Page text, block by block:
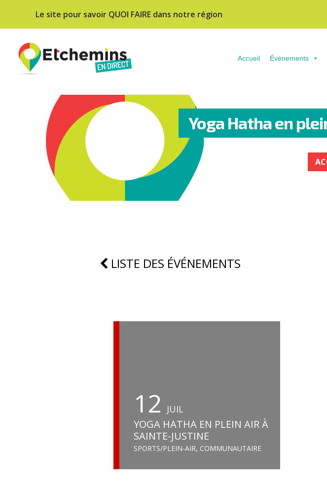
Le site pour savoir QUOI FAIRE dans notre région
Accueil Événements
Yoga Hatha en
LISTE DES ÉVÉNEMENTS
12 JUIL
YOGA HATHA EN PLEIN AIR À
SAINTE-JUSTINE
SPORTS/PLEIN-AIR, COMMUNAUTAIRE